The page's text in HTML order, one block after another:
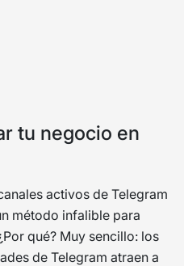
tu negocio en
activos de Telegram
método infalible para
qué? Muy sencillo: los
de Telegram atraen a